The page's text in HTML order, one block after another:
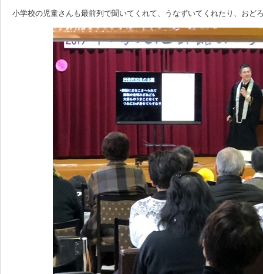
小学校の児童さんも最前列で聞いてくれて、うなずいてくれたり、おど